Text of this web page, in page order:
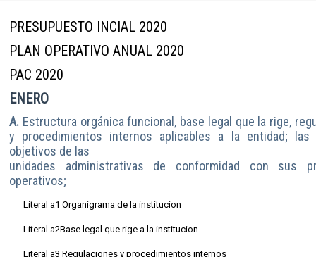
PRESUPUESTO INCIAL 2020
PLAN OPERATIVO ANUAL 2020
PAC 2020
ENERO
A. Estructura orgánica funcional, base legal que la rige,
y procedimientos internos aplicables a la entidad; las
objetivos de las
unidades administrativas de conformidad con sus
operativos;
Literal a1 Organigrama de la institucion
Literal a2Base legal que rige a la institucion
Literal a3 Regulaciones y procedimientos internos